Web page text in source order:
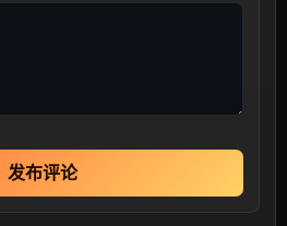
发布评论